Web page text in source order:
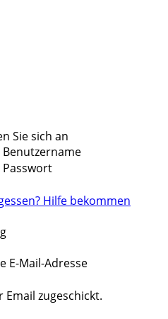
Sie sich an
Benutzername
Passwort
Hilfe bekommen
E-Mail-Adresse
zugeschickt.